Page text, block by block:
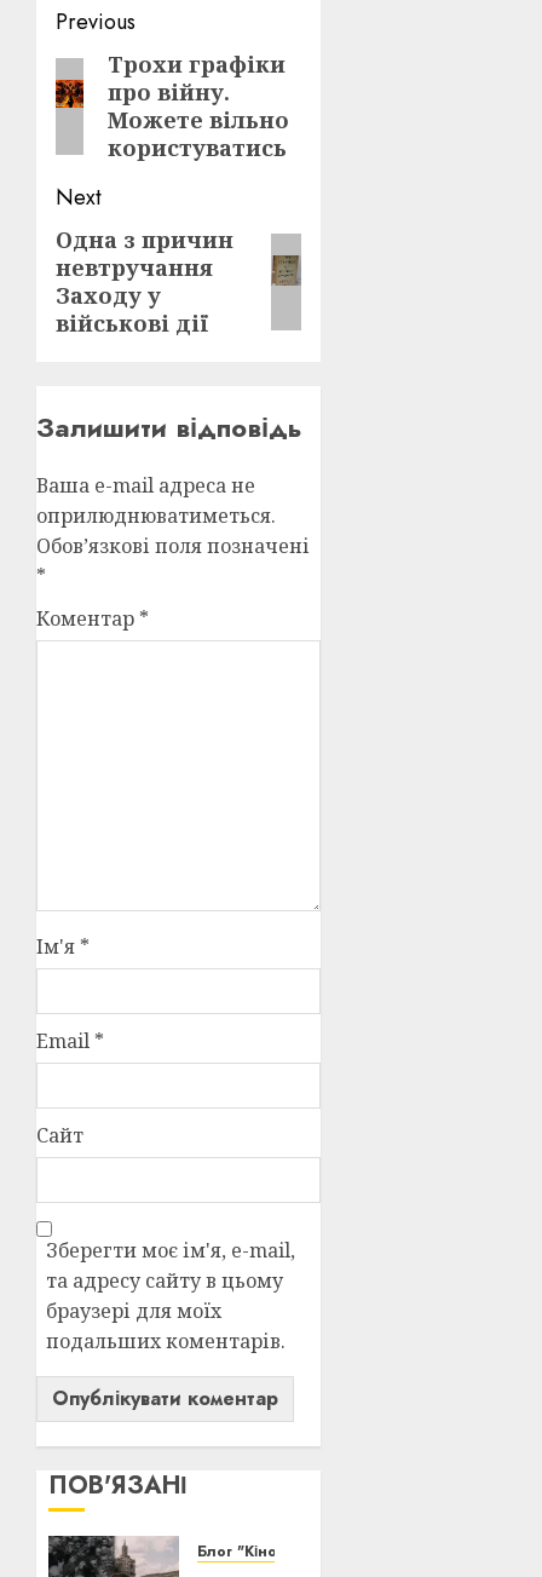
Post
navigation
Previous
Previous
post:
Трохи графіки
про війну.
Можете вільно
користуватись
Next
Next
post:
Одна з причин
невтручання
Заходу у
військові дії
Залишити відповідь
Ваша e-mail адреса не
оприлюднюватиметься.
Обов’язкові поля позначені
*
Коментар *
Ім'я *
Email *
Сайт
Зберегти моє ім'я, e-mail,
та адресу сайту в цьому
браузері для моїх
подальших коментарів.
ПОВ'ЯЗАНІ
Блог "Кіновізія"